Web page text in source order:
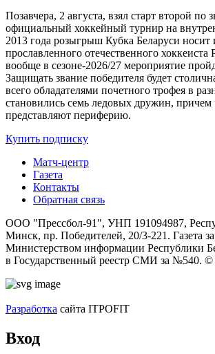
Позавчера, 2 августа, взял старт второй по
официальный хоккейный турнир на
2013 года розыгрыш Кубка Беларуси носит
прославленного отечественного хоккеиста
вообще в сезоне-2026/27 мероприятие
Защищать звание победителя будет
всего обладателями почетного трофея в
становились семь ледовых дружин, причем
представляют периферию.
Купить подписку
Матч-центр
Газета
Контакты
Обратная связь
ООО "Прессбол-91", УНП 191094987,
Минск, пр. Победителей, 20/3-221. Газета
Министерством информации Республики
в Государственный реестр СМИ за №540. ©
Разработка сайта ITPOFIT
Вход